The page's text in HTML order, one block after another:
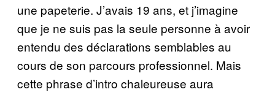
une papeterie. J’avais 19 ans, et j’imagine
que je ne suis pas la seule personne à avoir
entendu des déclarations semblables au
cours de son parcours professionnel. Mais
cette phrase d’intro chaleureuse aura